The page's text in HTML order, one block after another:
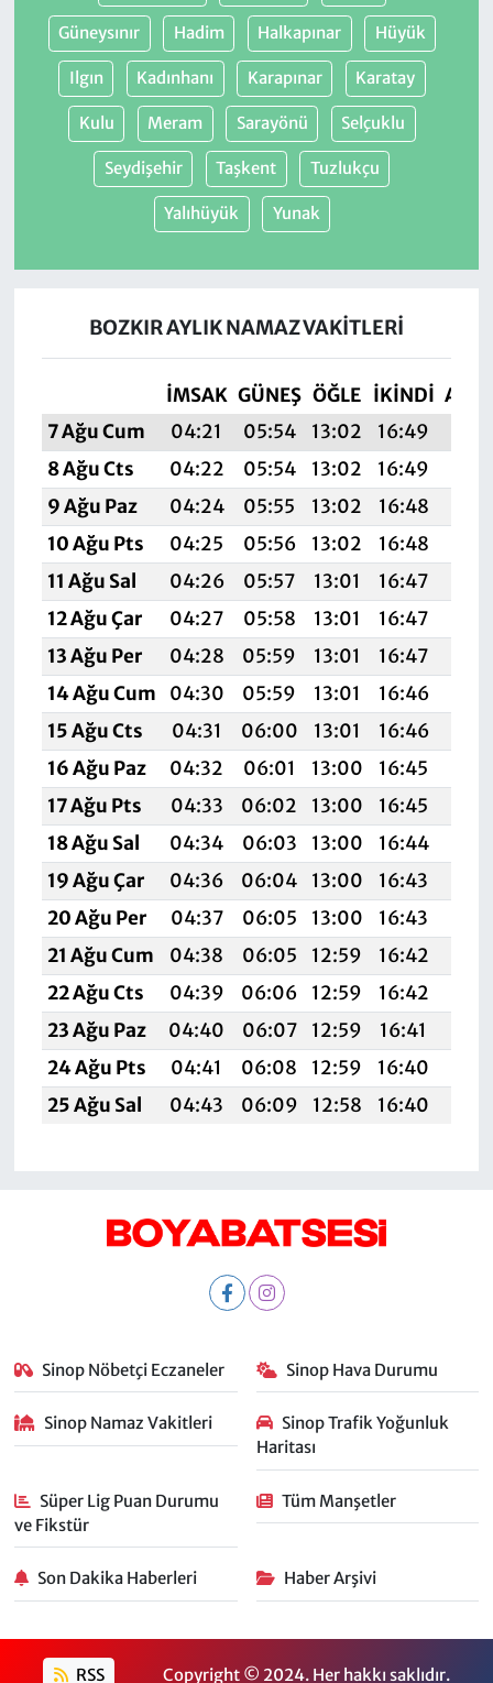
Güneysınır Hadim Halkapınar Hüyük
Ilgın Kadınhanı Karapınar Karatay
Kulu Meram Sarayönü Selçuklu
Seydişehir Taşkent Tuzlukçu
Yalıhüyük Yunak
BOZKIR AYLIK NAMAZ VAKITLERI
İMSAK GÜNEŞ ÖĞLE İKINDI
7 Ağu Cum
04:21 05:54 13:02 16:49
8 Ağu Cts
04:22 05:54 13:02 16:49
9 Ağu Paz
04:24 05:55 13:02 16:48
10 Ağu Pts
04:25 05:56 13:02 16:48
11 Ağu Sal
04:26 05:57 13:01 16:47
12 Ağu Çar
04:27 05:58 13:01 16:47
13 Ağu Per
04:28 05:59 13:01 16:47
14 Ağu Cum
04:30 05:59 13:01 16:46
15 Ağu Cts
04:31 06:00 13:01 16:46
16 Ağu Paz
04:32 06:01 13:00 16:45
17 Ağu Pts
04:33 06:02 13:00 16:45
18 Ağu Sal
04:34 06:03 13:00 16:44
19 Ağu Çar
04:36 06:04 13:00 16:43
20 Ağu Per
04:37 06:05 13:00 16:43
21 Ağu Cum
04:38 06:05 12:59 16:42
22 Ağu Cts
04:39 06:06 12:59 16:42
23 Ağu Paz
04:40 06:07 12:59 16:41
24 Ağu Pts
04:41 06:08 12:59 16:40
25 Ağu Sal
04:43 06:09 12:58 16:40
Sinop Nöbetçi Eczaneler Sinop Hava Durumu
Sinop Namaz Vakitleri
Sinop Trafik Yoğunluk
Haritası
Süper Lig Puan Durumu
ve Fikstür
Tüm Manşetler
Son Dakika Haberleri Haber Arşivi
RSS Copyright © 2024. Her hakkı saklıdır.